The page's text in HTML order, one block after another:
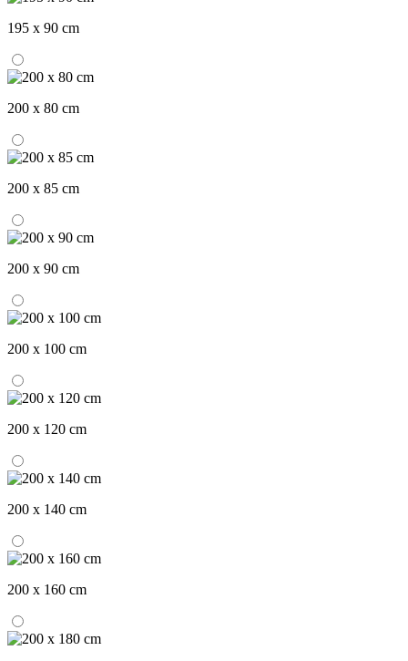
195 x 90 cm
200 x 80 cm
200 x 85 cm
200 x 90 cm
200 x 100 cm
200 x 120 cm
200 x 140 cm
200 x 160 cm